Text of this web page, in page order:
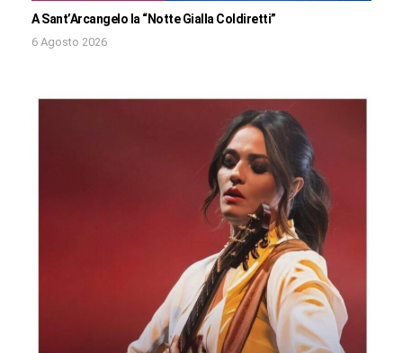
A Sant’Arcangelo la “Notte Gialla Coldiretti”
6 Agosto 2026